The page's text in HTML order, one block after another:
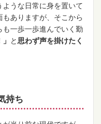
うな日常に身を置いて
ありますが、そこから
一歩一歩進んでいく勤
と思わず声を掛けたく
持ち